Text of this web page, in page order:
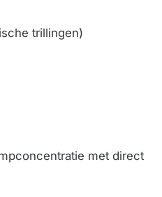
trillingen)
met direct